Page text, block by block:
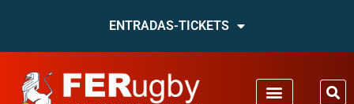
ENTRADAS-TICKETS